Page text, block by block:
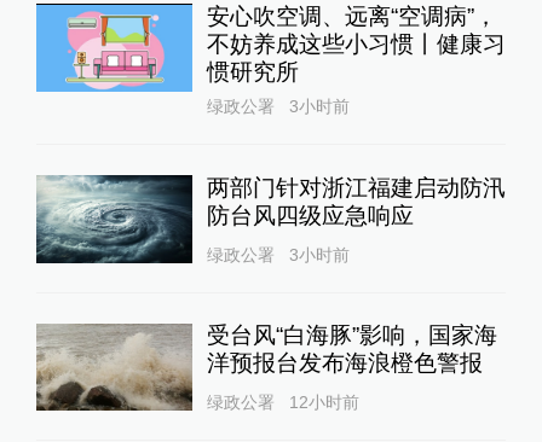
安心吹空调、远离“空调病”，
不妨养成这些小习惯丨健康习
惯研究所
绿政公署 3小时前
两部门针对浙江福建启动防汛
防台风四级应急响应
绿政公署 3小时前
受台风“白海豚”影响，国家海
洋预报台发布海浪橙色警报
绿政公署 12小时前